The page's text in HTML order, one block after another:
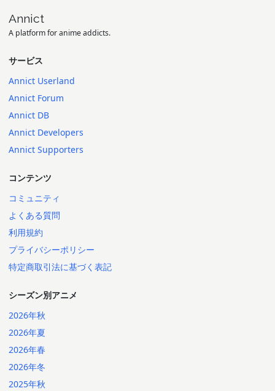
Annict
A platform for anime addicts.
サービス
Annict Userland
Annict Forum
Annict DB
Annict Developers
Annict Supporters
コンテンツ
コミュニティ
よくある質問
利用規約
プライバシーポリシー
特定商取引法に基づく表記
シーズン別アニメ
2026年秋
2026年夏
2026年春
2026年冬
2025年秋